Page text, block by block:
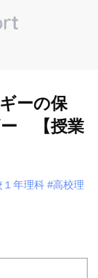
ーの保
ー 【授業
１年理科 #高校理